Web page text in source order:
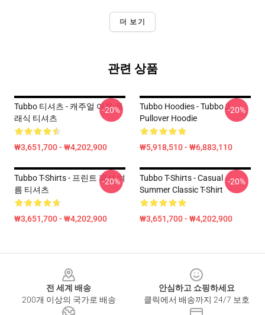
더 보기
관련 상품
Tubbo 티셔츠 - 캐주얼 여름 클
래식 티셔츠
₩3,651,700 - ₩4,202,900
-20%
Tubbo Hoodies - Tubbo 2
Pullover Hoodie
₩5,918,510 - ₩6,883,110
-20%
Tubbo T-Shirts - 프린트 패션 여
름 티셔츠
₩3,651,700 - ₩4,202,900
-20%
Tubbo T-Shirts - Casual
Summer Classic T-Shirt
₩3,651,700 - ₩4,202,900
-20%
전 세계 배송
200개 이상의 국가로 배송
안심하고 쇼핑하세요
클릭에서 배송까지 24/7 보호